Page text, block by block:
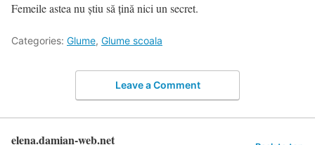
Femeile astea nu știu să țină nici un secret.
Categories: Glume, Glume scoala
Leave a Comment
elena.damian-web.net